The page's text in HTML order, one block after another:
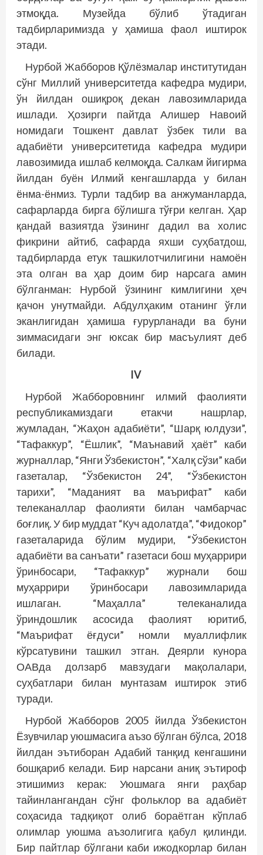
этмоқда. Музейда бўлиб ўтадиган
тадбирларимизда у ҳамиша фаол иштирок
этади.
Нурбой Жабборов Қўлёзмалар институтидан
сўнг Миллий университетда кафедра мудири,
ўн йилдан ошиқроқ декан лавозимларида
ишлади. Ҳозирги пайтда Алишер Навоий
номидаги Тошкент давлат ўзбек тили ва
адабиёти университетида кафедра мудири
лавозимида ишлаб келмоқда. Салкам йигирма
йилдан буён Илмий кенгашларда у билан
ёнма-ёнмиз. Турли тадбир ва анжуманларда,
сафарларда бирга бўлишга тўғри келган. Ҳар
қандай вазиятда ўзининг дадил ва холис
фикрини айтиб, сафарда яхши суҳбатдош,
тадбирларда етук ташкилотчилигини намоён
эта олган ва ҳар доим бир нарсага амин
бўлганман: Нурбой ўзининг кимлигини ҳеч
қачон унутмайди. Абдулҳаким отанинг ўғли
эканлигидан ҳамиша ғурурланади ва буни
зиммасидаги энг юксак бир масъулият деб
билади.
IV
Нурбой Жабборовнинг илмий фаолияти
республикамиздаги етакчи нашрлар,
жумладан, “Жаҳон адабиёти”, “Шарқ юлдузи”,
“Тафаккур”, “Ёшлик”, “Маънавий ҳаёт” каби
журналлар, “Янги Ўзбекистон”, “Халқ сўзи” каби
газеталар, “Ўзбекистон 24”, “Ўзбекистон
тарихи”, “Маданият ва маърифат” каби
телеканаллар фаолияти билан чамбарчас
боғлиқ. У бир муддат “Куч адолатда”, “Фидокор”
газеталарида бўлим мудири, “Ўзбекистон
адабиёти ва санъати” газетаси бош муҳаррири
ўринбосари, “Тафаккур” журнали бош
муҳаррири ўринбосари лавозимларида
ишлаган. “Маҳалла” телеканалида
ўриндошлик асосида фаолият юритиб,
“Маърифат ёғдуси” номли муаллифлик
кўрсатувини ташкил этган. Деярли кунора
ОАВда долзарб мавзудаги мақолалари,
суҳбатлари билан мунтазам иштирок этиб
туради.
Нурбой Жабборов 2005 йилда Ўзбекистон
Ёзувчилар уюшмасига аъзо бўлган бўлса, 2018
йилдан эътиборан Адабий танқид кенгашини
бошқариб келади. Бир нарсани аниқ эътироф
этишимиз керак: Уюшмага янги раҳбар
тайинлангандан сўнг фольклор ва адабиёт
соҳасида тадқиқот олиб бораётган кўплаб
олимлар уюшма аъзолигига қабул қилинди.
Бир пайтлар бўлгани каби ижодкорлар билан